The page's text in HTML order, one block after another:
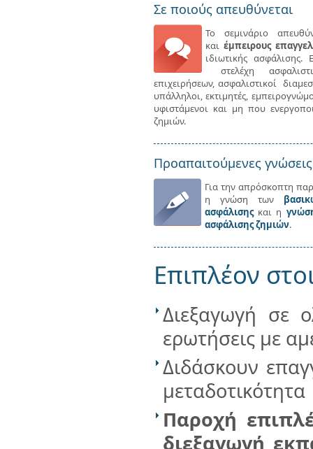
Σε ποιούς απευθύνεται
Το σεμινάριο
καιέμπειρους
ιδιωτικής ασφάλισης.
στελέχη
επιχειρήσεων, ασφαλιστικοί
υπάλληλοι, εκτιμητές,
υφιστάμενοι και μη που
ζημιών.
Προαπαιτούμενες γνώσεις
Για την απρόσκοπτη
η γνώση των
ασφάλισηςκαι η
ασφάλισης ζημιών.
Επιπλέον
Διεξαγωγή σε
ερωτήσεις με
Διδάσκουν
μεταδοτικότητα
Παροχή
διεξαγωγή